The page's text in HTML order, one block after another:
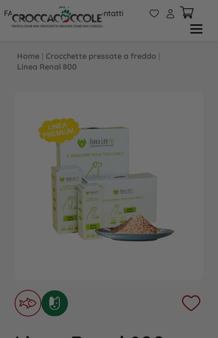
FAQs
Chi
siamo
Contatti W A
Home | Crocchette pressate a freddo |
Linea Renal 800